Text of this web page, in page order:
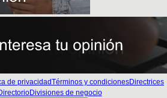
de privacidadTérminos y condicionesDirectrices
Divisiones de negocio